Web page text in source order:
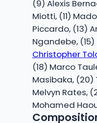
(9) Alexis
Miotti, (11)
Piccardo, (13)
Ngandebe, (15)
Christopher
(18) Marco
Masibaka, (20)
Melvyn Rates,
Mohamed